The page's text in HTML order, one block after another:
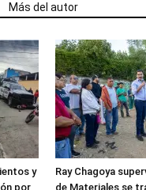
Más del autor
y
por
Ray Chagoya
de Materiales se